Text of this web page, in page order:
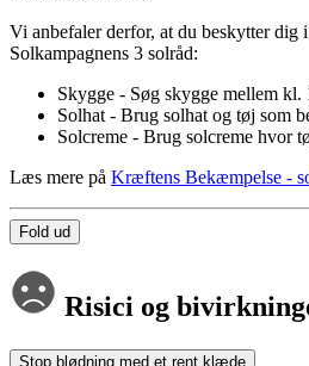
Vi anbefaler derfor, at du beskytter dig
Solkampagnens 3 solråd:
Skygge - Søg skygge mellem kl.
Solhat - Brug solhat og tøj som
Solcreme - Brug solcreme hvor
Læs mere på Kræftens Bekæmpelse -
Fold ud
Risici og
Stop blødning med et rent klæde